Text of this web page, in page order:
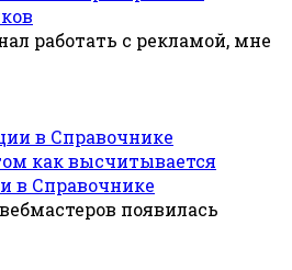
работать с рекламой, мне
как высчитывается
в Справочнике
появилась